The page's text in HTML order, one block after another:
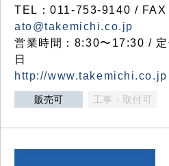
TEL：011-753-9140 /
ato@takemichi.co.jp
営業時間：8:30〜17:30 / 定
日
http://www.takemichi.co.jp
販売可 工事・取付可